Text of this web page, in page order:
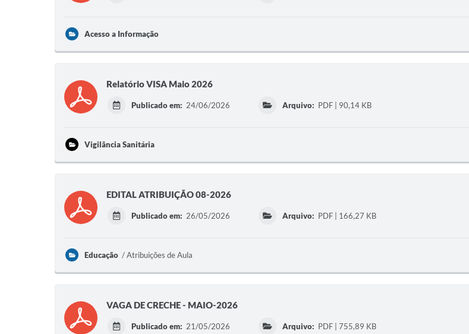
Acesso a Informação
Relatório VISA Maio 2026
Publicado em: 24/06/2026 Arquivo: PDF | 90,14 KB
Vigilância Sanitária
EDITAL ATRIBUIÇÃO 08-2026
Publicado em: 26/05/2026 Arquivo: PDF | 166,27 KB
Educação Atribuições de Aula
VAGA DE CRECHE - MAIO-2026
Publicado em: 21/05/2026 Arquivo: PDF | 755,89 KB